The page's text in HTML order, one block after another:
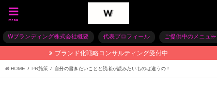
menu
Wブランディング株式会社概要 代表プロフィール ご提供中のメニュー
ブランド化戦略コンサルティング受付中
HOME PR施策 自分の書きたいことと読者が読みたいものは違うの！